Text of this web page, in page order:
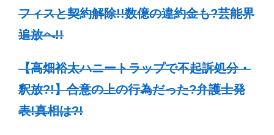
フィスと契約解除!!数億の違約金も?芸能界
追放へ!!
【高畑裕太ハニートラップで不起訴処分・
釈放?!】合意の上の行為だった?弁護士発
表!真相は?!